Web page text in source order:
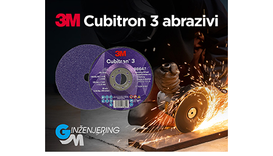
Bezbednost na prvom mestu!
IB BLUMENAUER - više od 40 godina
poverenja u industriji
RMQ-TITAN ADVANCED INDICATOR
– Pametna signalizacija za efikasnije
upravljanje mašinama
Sigurnije ispitivanje transformatora u
solarnim elektranama i vetroparkovima
Pranje točkova na gradilištu- standard
modernog i odgovornog građenja